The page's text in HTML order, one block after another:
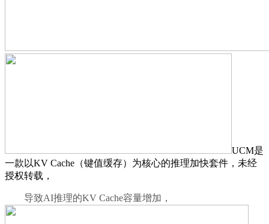
UCM是
一款以KV Cache（键值缓存）为核心的推理加快套件，未经
授权转载，
导致AI推理的KV Cache容量增加，